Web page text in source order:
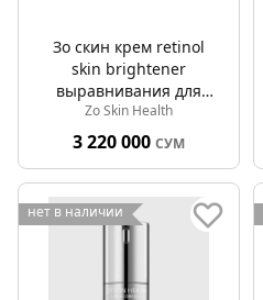
Зо скин крем retinol
skin brightener
выравнивания для
кожи 1% ретинола 50мл
Zo Skin Health
3 220 000 СУМ
нет в наличии